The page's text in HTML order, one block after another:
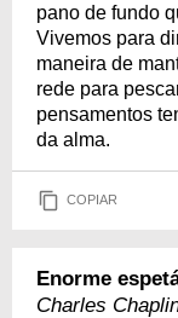
pano de fundo
Vivemos para
maneira de
rede para
pensamentos
da alma.
COPIAR
Enorme
Charles